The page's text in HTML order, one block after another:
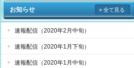
お知らせ » 全て見る
速報配信（2020年2月中旬）
速報配信（2020年1月下旬）
速報配信（2020年1月中旬）